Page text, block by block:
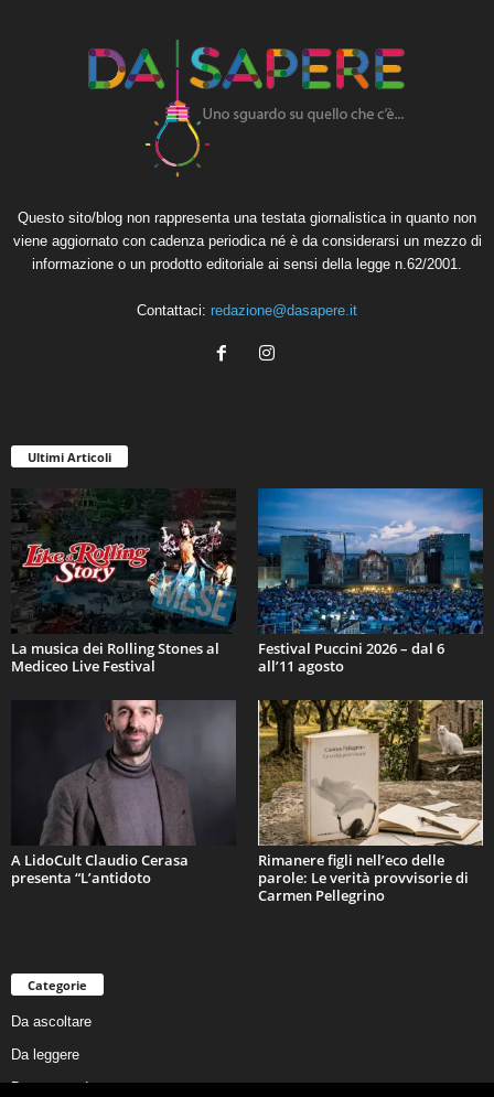
Questo sito/blog non rappresenta una testata giornalistica in quanto non
viene aggiornato con cadenza periodica né è da considerarsi un mezzo di
informazione o un prodotto editoriale ai sensi della legge n.62/2001.
Contattaci: redazione@dasapere.it
Ultimi Articoli
La musica dei Rolling Stones al
Mediceo Live Festival
Festival Puccini 2026 – dal 6
all’11 agosto
A LidoCult Claudio Cerasa
presenta “L’antidoto
Rimanere figli nell’eco delle
parole: Le verità provvisorie di
Carmen Pellegrino
Categorie
Da ascoltare
Da leggere
Da non perdere